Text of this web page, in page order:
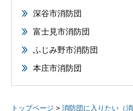
深谷市消防団
富士見市消防団
ふじみ野市消防団
本庄市消防団
トップページ > 消防団に入りたい（消